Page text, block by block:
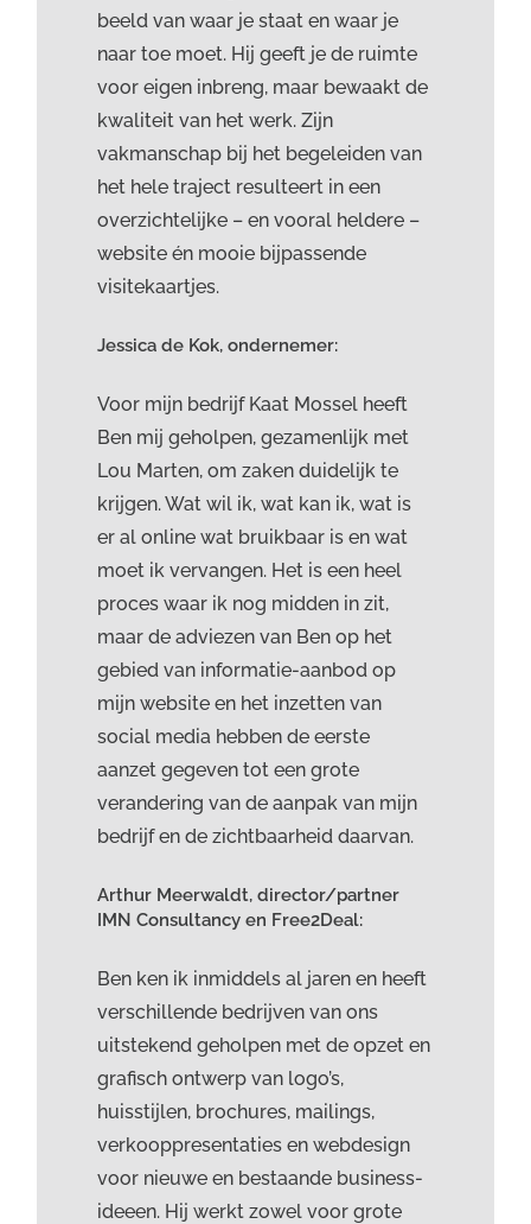
beeld van waar je staat en waar je
naar toe moet. Hij geeft je de ruimte
voor eigen inbreng, maar bewaakt de
kwaliteit van het werk. Zijn
vakmanschap bij het begeleiden van
het hele traject resulteert in een
overzichtelijke – en vooral heldere –
website én mooie bijpassende
visitekaartjes.
Jessica de Kok, ondernemer:
Voor mijn bedrijf Kaat Mossel heeft
Ben mij geholpen, gezamenlijk met
Lou Marten, om zaken duidelijk te
krijgen. Wat wil ik, wat kan ik, wat is
er al online wat bruikbaar is en wat
moet ik vervangen. Het is een heel
proces waar ik nog midden in zit,
maar de adviezen van Ben op het
gebied van informatie-aanbod op
mijn website en het inzetten van
social media hebben de eerste
aanzet gegeven tot een grote
verandering van de aanpak van mijn
bedrijf en de zichtbaarheid daarvan.
Arthur Meerwaldt, director/partner
IMN Consultancy en Free2Deal:
Ben ken ik inmiddels al jaren en heeft
verschillende bedrijven van ons
uitstekend geholpen met de opzet en
grafisch ontwerp van logo’s,
huisstijlen, brochures, mailings,
verkooppresentaties en webdesign
voor nieuwe en bestaande business-
ideeen. Hij werkt zowel voor grote